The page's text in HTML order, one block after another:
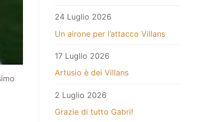
24 Luglio 2026
Un airone per l’attacco Villans
17 Luglio 2026
Artusio è dei Villans
2 Luglio 2026
Grazie di tutto Gabri!